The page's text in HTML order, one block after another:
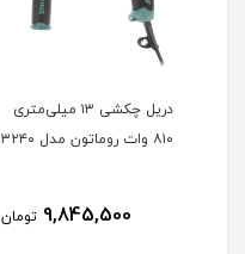
دریل چکشی ۱۳ میلی‌متری
۸۱۰ وات روماتون مدل ۳۲۴۰
9,845,500 تومان